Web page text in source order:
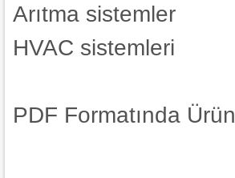
Arıtma sistemler
HVAC sistemleri
PDF Formatında